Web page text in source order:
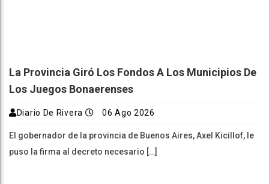
La Provincia Giró Los Fondos A Los Municipios De
Los Juegos Bonaerenses
Diario De Rivera 06 Ago 2026
El gobernador de la provincia de Buenos Aires, Axel Kicillof, le
puso la firma al decreto necesario […]